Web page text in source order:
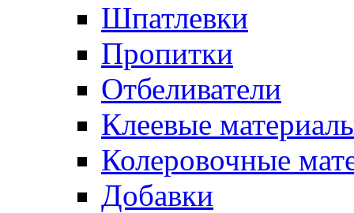
Шпатлевки
Пропитки
Отбеливатели
Клеевые
Колеровочные
Добавки